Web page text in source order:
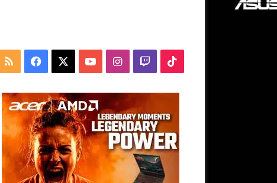
RSS Facebook YouTubeInstagram
TwitchTikTok